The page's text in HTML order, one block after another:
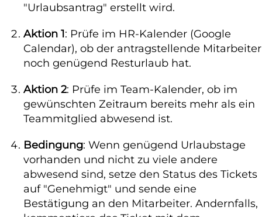
"Urlaubsantrag" erstellt wird.
Aktion 1: Prüfe im HR-Kalender (Google
Calendar), ob der antragstellende Mitarbeiter
noch genügend Resturlaub hat.
Aktion 2: Prüfe im Team-Kalender, ob im
gewünschten Zeitraum bereits mehr als ein
Teammitglied abwesend ist.
Bedingung: Wenn genügend Urlaubstage
vorhanden und nicht zu viele andere
abwesend sind, setze den Status des Tickets
auf "Genehmigt" und sende eine
Bestätigung an den Mitarbeiter. Andernfalls,